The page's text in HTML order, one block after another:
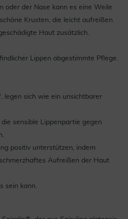
oder der Nase kann es eine Weile
Krusten, die leicht aufreißen
Haut zusätzlich.
Lippen abgestimmte Pflege.
legen sich wie ein unsichtbarer
sensible Lippenpartie gegen
positiv unterstützen, indem
Aufreißen der Haut
sein kann.